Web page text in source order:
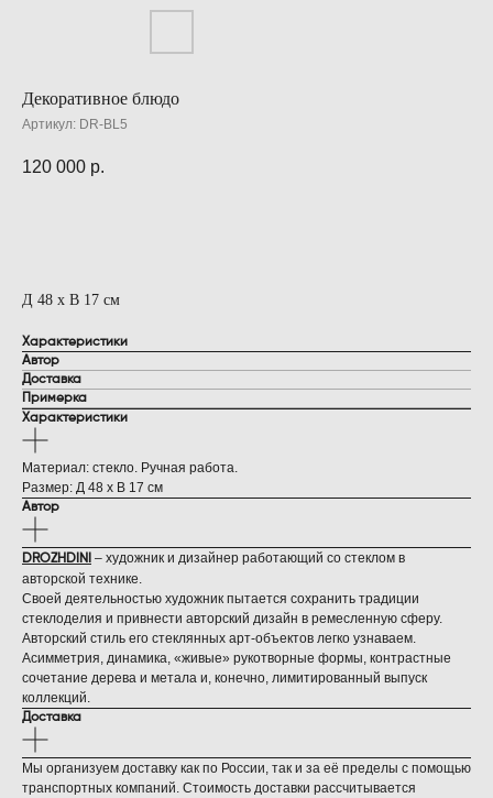
Декоративное блюдо
Артикул: DR-BL5
120 000 р.
Д 48 х В 17 см
Характеристики
Автор
Доставка
Примерка
Характеристики
Материал: стекло. Ручная работа.
Размер: Д 48 х В 17 см
Автор
DROZHDINI – художник и дизайнер работающий со стеклом в
авторской технике.
Своей деятельностью художник пытается сохранить традиции
стеклоделия и привнести авторский дизайн в ремесленную сферу.
Авторский стиль его стеклянных арт-объектов легко узнаваем.
Асимметрия, динамика, «живые» рукотворные формы, контрастные
сочетание дерева и метала и, конечно, лимитированный выпуск
коллекций.
Доставка
Мы организуем доставку как по России, так и за её пределы с помощью
транспортных компаний. Стоимость доставки рассчитывается